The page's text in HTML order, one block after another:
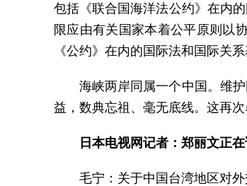
包括《联合国海洋法公约》在内
限应由有关国家本着公平原则以
《公约》在内的国际法和国际关
海峡两岸同属一个中国。维
益，数典忘祖、毫无底线。这再
日本电视网记者：郑丽文正
毛宁：关于中国台湾地区对